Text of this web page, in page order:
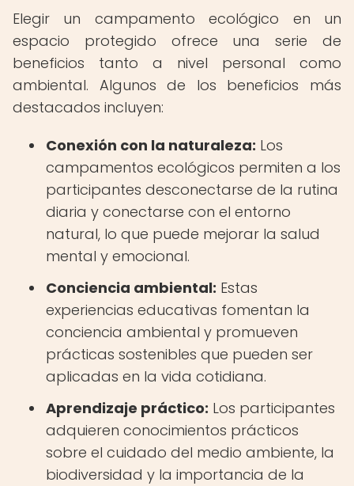
Elegir un campamento ecológico en un
espacio protegido ofrece una serie de
beneficios tanto a nivel personal como
ambiental. Algunos de los beneficios más
destacados incluyen:
Conexión con la naturaleza: Los
campamentos ecológicos permiten a los
participantes desconectarse de la rutina
diaria y conectarse con el entorno
natural, lo que puede mejorar la salud
mental y emocional.
Conciencia ambiental: Estas
experiencias educativas fomentan la
conciencia ambiental y promueven
prácticas sostenibles que pueden ser
aplicadas en la vida cotidiana.
Aprendizaje práctico: Los participantes
adquieren conocimientos prácticos
sobre el cuidado del medio ambiente, la
biodiversidad y la importancia de la